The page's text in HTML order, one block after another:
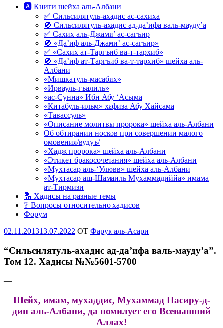
🅰 Книги шейха аль-Албани
✅ Сильсилятуль-ахадис ас-сахиха
🚫 Сильсилятуль-ахадис ад-да’ифа валь-мауду’а
✅ Сахих аль-Джами’ ас-сагъир
🚫 «Да’иф аль-Джами’ ас-сагъир»
✅ «Сахих ат-Таргъиб ва-т-тархиб»
🚫 «Да’иф ат-Таргъиб ва-т-тархиб» шейха аль-
Албани
«Мишкатуль-масабих»
«Ирвауль-гъалиль»
«ас-Сунна» Ибн Абу ‘Асыма
«Китабуль-ильм» хафиза Абу Хайсама
«Тавассуль»
«Описание молитвы пророка» шейха аль-Албани
Об обтирании носков при совершении малого
омовения/вудуъ/
«Хадж пророка» шейха аль-Албани
«Этикет бракосочетания» шейха аль-Албани
«Мухтасар аль-‘Улювв» шейха аль-Албани
«Мухтасар аш-Шамаиль Мухаммадиййа» имама
ат-Тирмизи
🔡 Хадисы на разные темы
❔ Вопросы относительно хадисов
Форум
Опубликовано
02.11.201313.07.2022 OT Фарук аль-Асари
“Сильсилятуль-ахадис ад-да’ифа валь-мауду’а”.
Том 12. Хадисы №№5601-5700
—
Шейх, имам, мухаддис, Мухаммад Насиру-д-
дин аль-Албани, да помилует его Всевышний
Аллах!